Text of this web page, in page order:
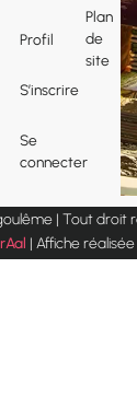
Profil
S’inscrire
Se
connecter
Plan
de
site
| Tout droit
| Affiche